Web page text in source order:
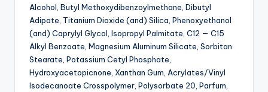
Alcohol, Butyl Methoxydibenzoylmethane, Dibutyl
Adipate, Titanium Dioxide (and) Silica, Phenoxyethanol
(and) Caprylyl Glycol, Isopropyl Palmitate, C12 — C15
Alkyl Benzoate, Magnesium Aluminum Silicate, Sorbitan
Stearate, Potassium Cetyl Phosphate,
Hydroxyacetopicnone, Xanthan Gum, Acrylates/Vinyl
Isodecanoate Crosspolymer, Polysorbate 20, Parfum,